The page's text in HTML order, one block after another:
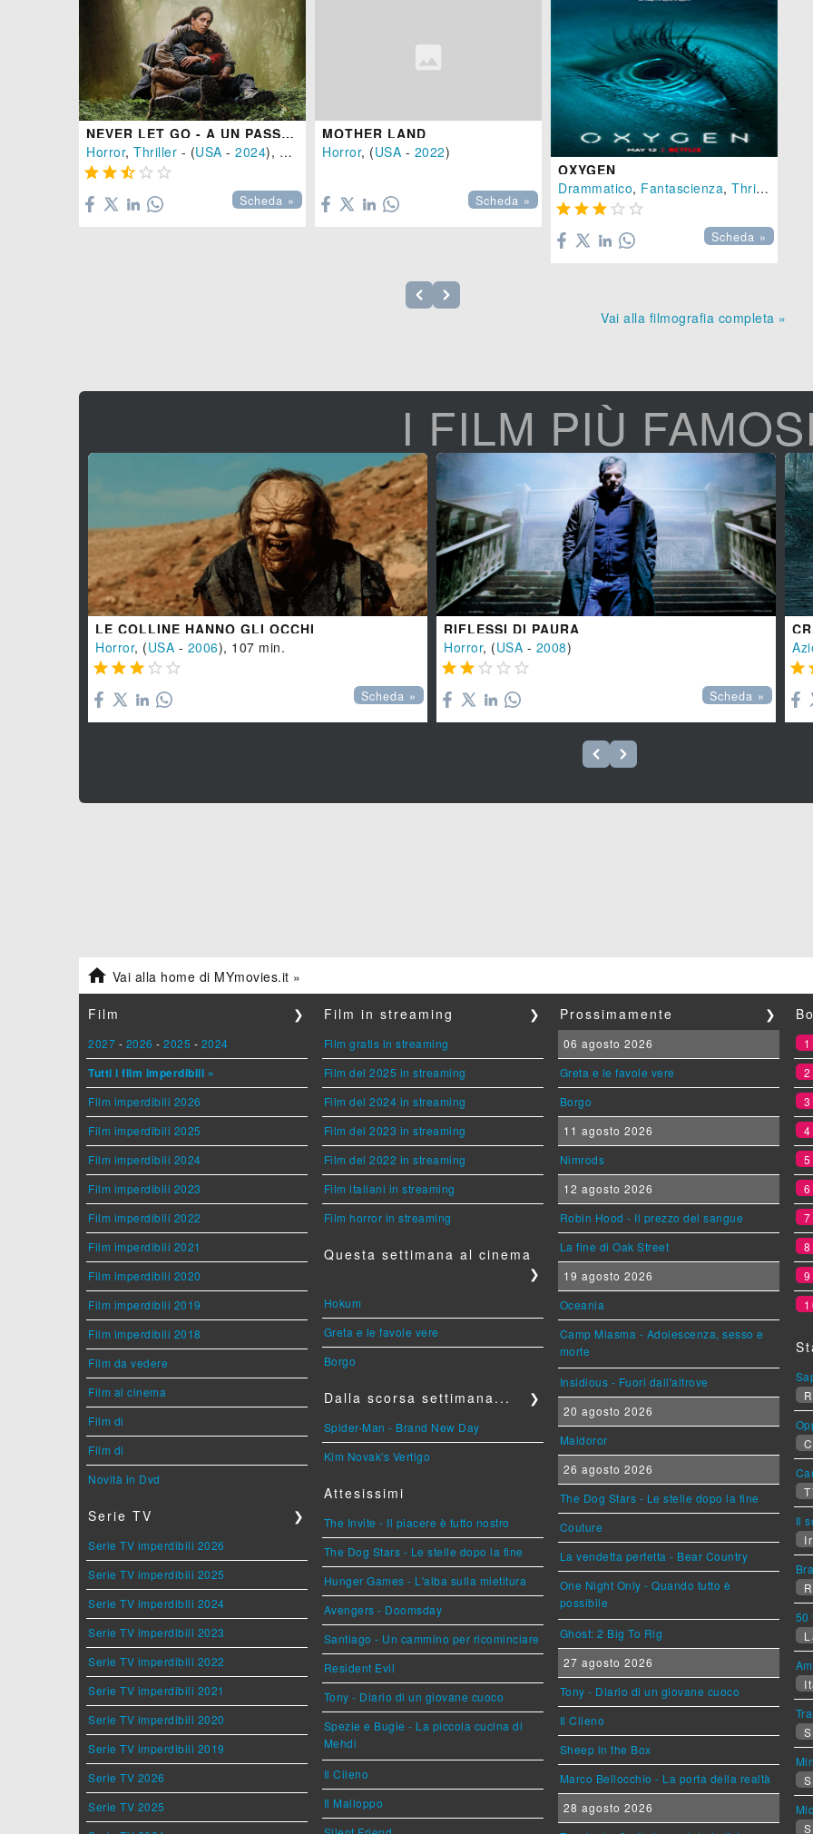
NEVER LET GO - A UN PASSO DAL MALE
Horror, Thriller - (USA - 2024), 101 min.
    
Scheda »
MOTHER LAND
Horror, (USA - 2022)
Scheda »
OXYGEN
Drammatico, Fantascienza, Thriller
    
Scheda »
Vai alla filmografia completa »
I FILM PIÙ FAMOSI
LE COLLINE HANNO GLI OCCHI
Horror, (USA - 2006), 107 min.
    
Scheda »
RIFLESSI DI PAURA
Horror, (USA - 2008)
    
Scheda »

 Vai alla home di MYmovies.it »
Film ❯
2027 - 2026 - 2025 - 2024
Tutti i film imperdibili »
Film imperdibili 2026
Film imperdibili 2025
Film imperdibili 2024
Film imperdibili 2023
Film imperdibili 2022
Film imperdibili 2021
Film imperdibili 2020
Film imperdibili 2019
Film imperdibili 2018
Film da vedere
Film al cinema
Film di
Film di
Novità in Dvd
Serie TV ❯
Serie TV imperdibili 2026
Serie TV imperdibili 2025
Serie TV imperdibili 2024
Serie TV imperdibili 2023
Serie TV imperdibili 2022
Serie TV imperdibili 2021
Serie TV imperdibili 2020
Serie TV imperdibili 2019
Serie TV 2026
Serie TV 2025
Film in streaming ❯
Film gratis in streaming
Film del 2025 in streaming
Film del 2024 in streaming
Film del 2023 in streaming
Film del 2022 in streaming
Film italiani in streaming
Film horror in streaming
Questa settimana al cinema
❯
Hokum
Greta e le favole vere
Borgo
Dalla scorsa settimana... ❯
Spider-Man - Brand New Day
Kim Novak's Vertigo
Attesissimi
The Invite - Il piacere è tutto nostro
The Dog Stars - Le stelle dopo la fine
Hunger Games - L'alba sulla mietitura
Avengers - Doomsday
Santiago - Un cammino per ricominciare
Resident Evil
Tony - Diario di un giovane cuoco
Spezie e Bugie - La piccola cucina di
Mehdi
Il Cileno
Il Malloppo
Prossimamente ❯
06 agosto 2026
Greta e le favole vere
Borgo
11 agosto 2026
Nimrods
12 agosto 2026
Robin Hood - Il prezzo del sangue
La fine di Oak Street
19 agosto 2026
Oceania
Camp Miasma - Adolescenza, sesso e
morte
Insidious - Fuori dall'altrove
20 agosto 2026
Maldoror
26 agosto 2026
The Dog Stars - Le stelle dopo la fine
Couture
La vendetta perfetta - Bear Country
One Night Only - Quando tutto è
possibile
Ghost: 2 Big To Rig
27 agosto 2026
Tony - Diario di un giovane cuoco
Il Cileno
Sheep in the Box
Marco Bellocchio - La porta della realtà
28 agosto 2026
1
2
3
4
5
6
7
8
9
Il
50